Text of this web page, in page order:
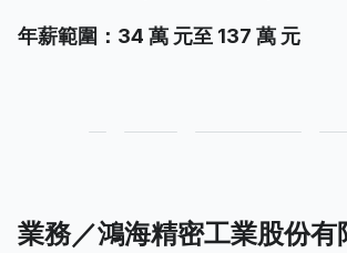
年薪範圍：34 萬 元至 137 萬 元
業務／鴻海精密工業股份有